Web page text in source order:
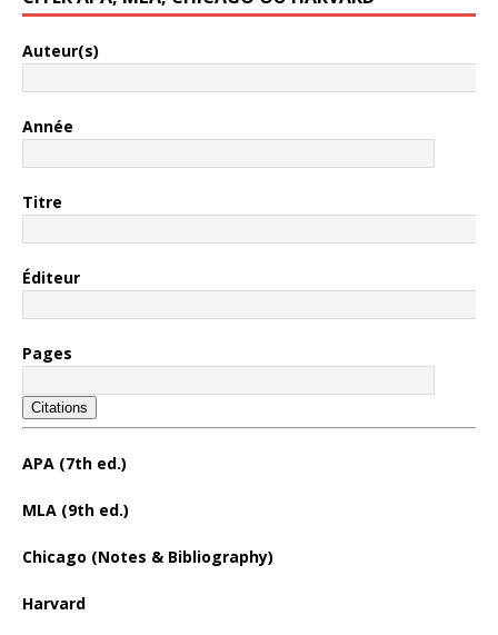
Auteur(s)
Année
Titre
Éditeur
Pages
Citations
APA (7th ed.)
MLA (9th ed.)
Chicago (Notes & Bibliography)
Harvard